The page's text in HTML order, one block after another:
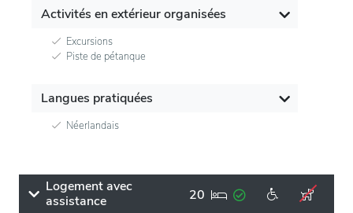
Activités en extérieur organisées
Excursions
Piste de pétanque
Langues pratiquées
Néerlandais
Logement avec
assistance
20